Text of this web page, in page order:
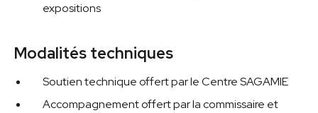
expositions
Modalités techniques
Soutien technique offert par le Centre SAGAMIE
Accompagnement offert par la commissaire et